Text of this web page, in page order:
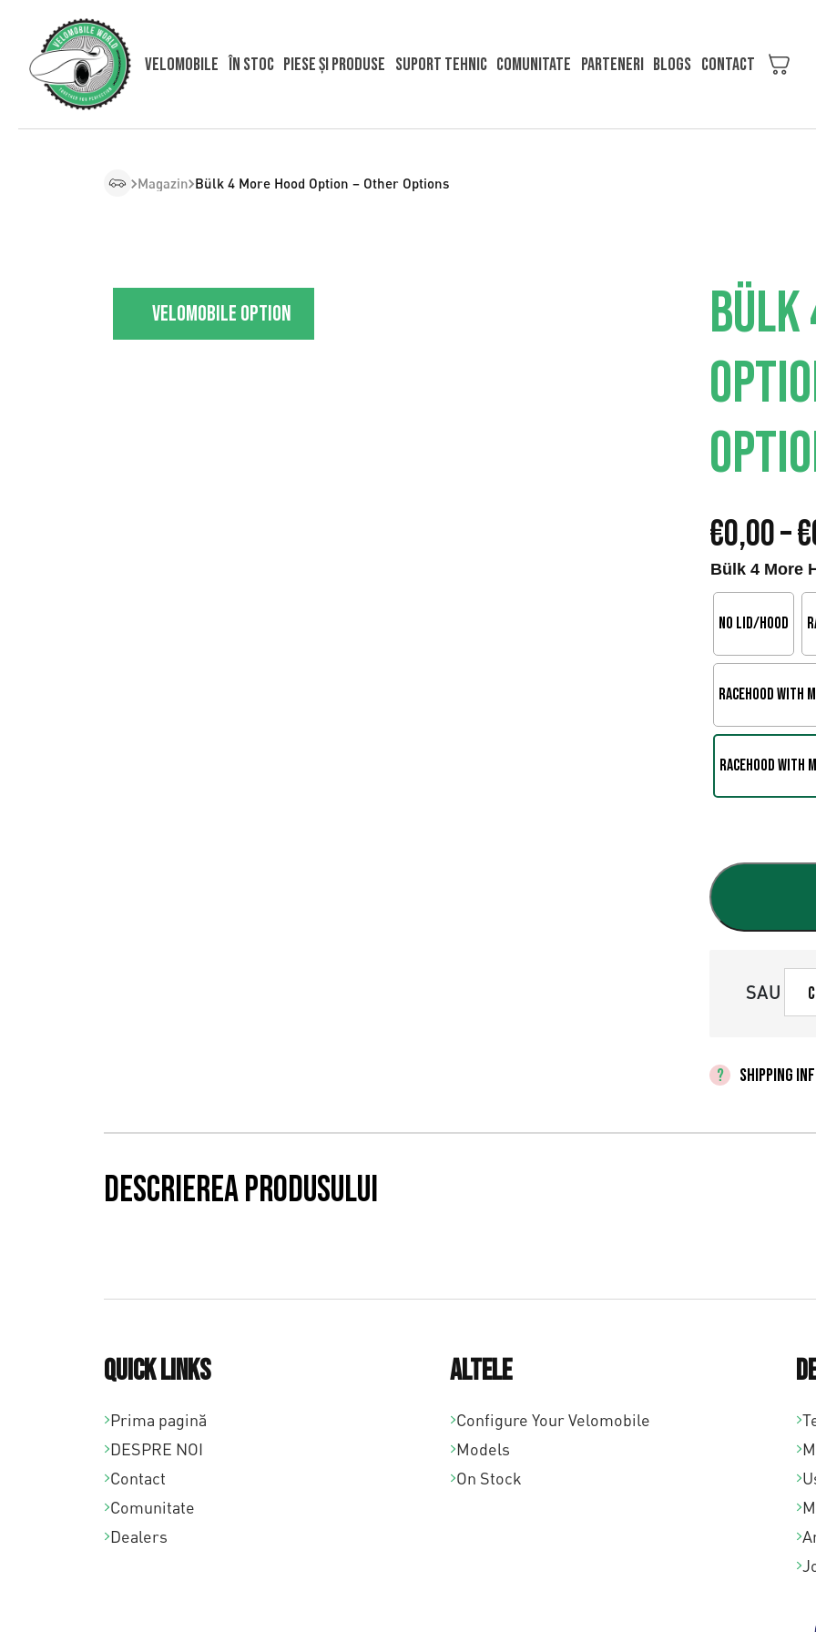
Velomobile În stoc Piese și produse Suport Tehnic Comunitate Parteneri Blogs Contact
Magazin Bülk 4 More Hood Option – Other Options
Velomobile option
BÜLK
€0,00–€
Bülk 4 More
No Lid/Hood
Racehood with
Racehood with
SAU
SHIPPING
Descrierea produsului
Quick links
Prima pagină
DESPRE NOI
Contact
Comunitate
Dealers
Altele
Configure Your Velomobile
Models
On Stock